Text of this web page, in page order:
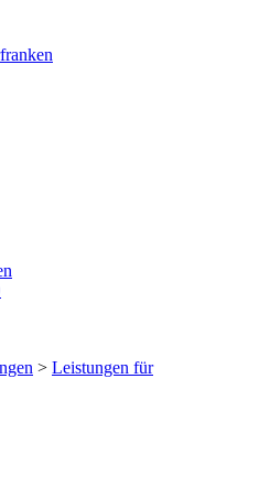
> Leistungen für